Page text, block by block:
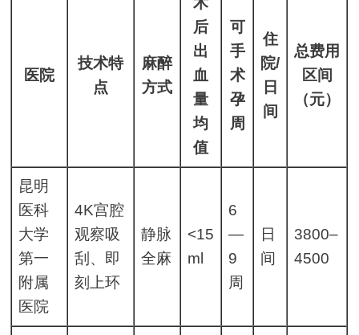
医院
技术特
点
麻醉
方式
后
出
血
量
均
值
可
手
术
孕
周
住
院/
日
间
总费用
区间
（元）
昆明
医科
大学
第一
附属
医院
4K宫腔
观察吸
刮、即
刻上环
静脉
全麻
<15
ml
6
—
9
周
日
间
3800–
4500